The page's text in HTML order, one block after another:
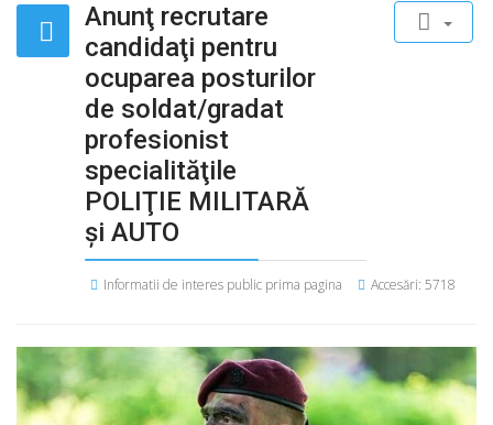
Anunţ recrutare
candidaţi pentru
ocuparea posturilor
de soldat/gradat
profesionist
specialităţile
POLIŢIE MILITARĂ
şi AUTO
Informatii de interes public prima pagina Accesări: 5718